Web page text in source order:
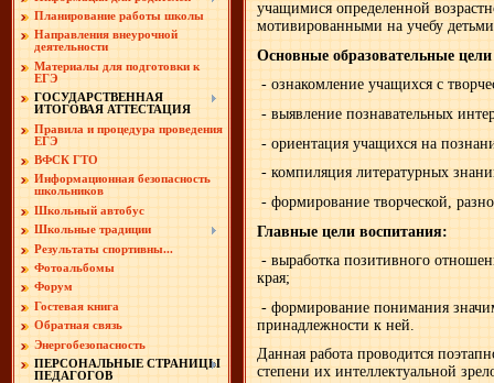
Планирование работы школы
Направления внеурочной
деятельности
Материалы для подготовки к
ЕГЭ
ГОСУДАРСТВЕННАЯ
ИТОГОВАЯ АТТЕСТАЦИЯ
Правила и процедура проведения
ЕГЭ
ВФСК ГТО
Информационная безопасность
школьников
Школьный автобус
Школьные традиции
Результаты спортивны...
Фотоальбомы
Форум
Гостевая книга
Обратная связь
Энергобезопасность
ПЕРСОНАЛЬНЫЕ СТРАНИЦЫ
ПЕДАГОГОВ
учащимися определенной
мотивированными на учебу
Основные образовательные цели
- ознакомление учащихся с
- выявление познавательных
- ориентация учащихся на
- компиляция литературных
- формирование творческой,
Главные цели воспитания:
- выработка позитивного
края;
- формирование понимания
принадлежности к ней.
Данная работа проводится
степени их интеллектуальной